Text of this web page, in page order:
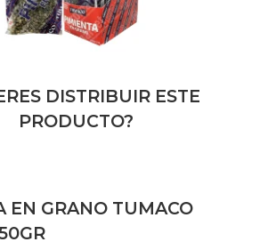
DISTRIBUIR ESTE
PRODUCTO?
EN GRANO TUMACO